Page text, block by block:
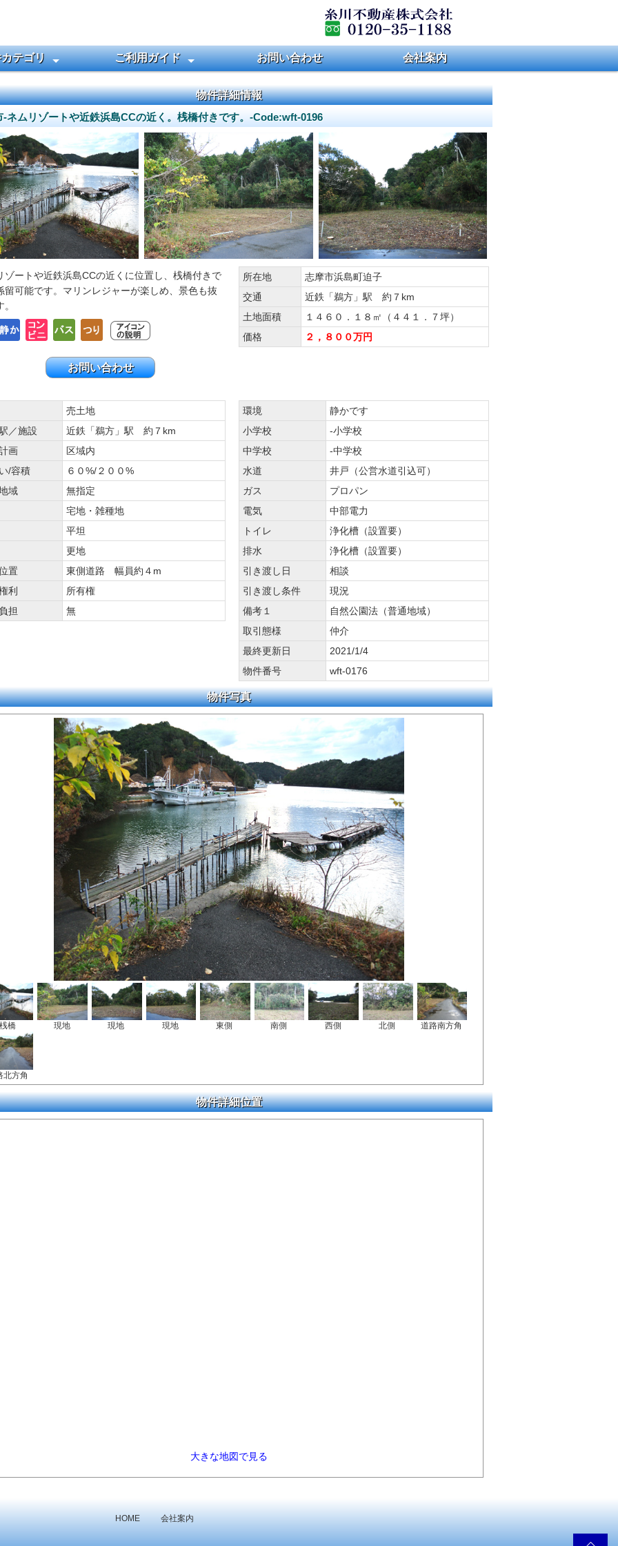
テゴリ
ーフロントを探す
る土地を探す
ンプ用地
す
を探す
す
ンを探す
探す
を探す
ご利用ガイド
ご契約までの流れ
田舎暮らしQ&A
お売りになりたい方
お問い合わせ 会社案内
物件詳細情報
-ネムリゾートや近鉄浜島CCの近く。桟橋付きです。-Code:wft-0196
ゾートや近鉄浜島CCの近くに位置し、桟橋付きで
留可能です。マリンレジャーが楽しめ、景色も抜
お問い合わせ
所在地
志摩市浜島町迫子
交通
近鉄「鵜方」駅 約７km
土地面積
１４６０．１８㎡（４４１．７坪）
価格
２，８００万円
売土地
／施設
近鉄「鵜方」駅 約７km
画
区域内
/容積
６０%/２００%
域
無指定
宅地・雑種地
平坦
更地
置
東側道路 幅員約４m
利
所有権
担
無
環境
静かです
小学校
-小学校
中学校
-中学校
水道
井戸（公営水道引込可）
ガス
プロパン
電気
中部電力
トイレ
浄化槽（設置要）
排水
浄化槽（設置要）
引き渡し日
相談
引き渡し条件
現況
備考１
自然公園法（普通地域）
取引態様
仲介
最終更新日
2021/1/4
物件番号
wft-0176
物件写真
桟橋 現地 現地 現地 東側 南側 西側 北側 道路南方角
北方角
物件詳細位置
大きな地図で見る
HOME 会社案内